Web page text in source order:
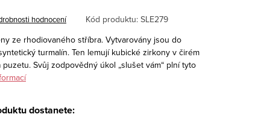
hodnocení Kód produktu: SLE279
ze rhodiovaného stříbra. Vytvarovány jsou do
turmalín. Ten lemují kubické zirkony v čirém
Svůj zodpovědný úkol „slušet vám“ plní tyto
dostanete: